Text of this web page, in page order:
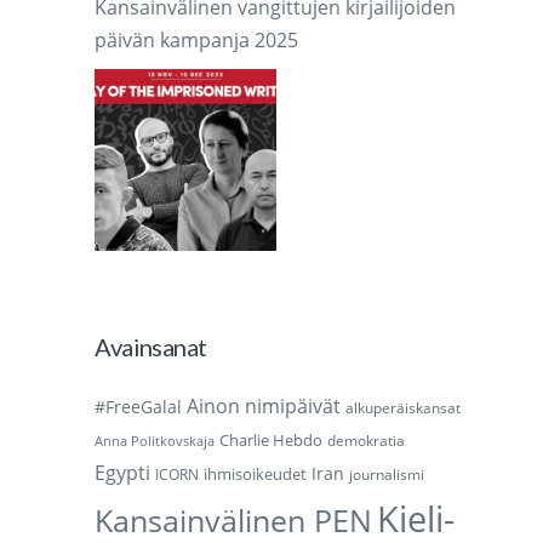
Kansainvälinen vangittujen kirjailijoiden
päivän kampanja 2025
Avainsanat
#FreeGalal Ainon nimipäivät alkuperäiskansat
Anna Politkovskaja Charlie Hebdo demokratia
Egypti ICORN ihmisoikeudet Iran journalismi
Kansainvälinen PEN Kieli-